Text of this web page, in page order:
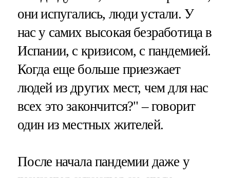
они испугались, люди устали. У
нас у самих высокая безработица в
Испании, с кризисом, с пандемией.
Когда еще больше приезжает
людей из других мест, чем для нас
всех это закончится?" – говорит
один из местных жителей.
После начала пандемии даже у